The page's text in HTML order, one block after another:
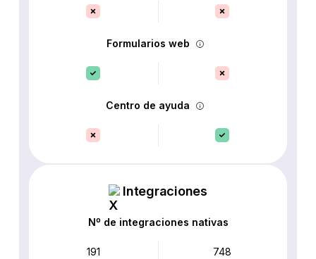
Formularios web
Centro de ayuda
Integraciones
Nº de integraciones nativas
191 748